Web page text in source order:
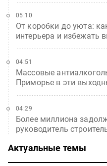
От коробки до уюта:
интерьера и избежать
05:10
Массовые
Приморье в эти
04:51
Более миллиона
руководитель
04:29
Актуальные темы